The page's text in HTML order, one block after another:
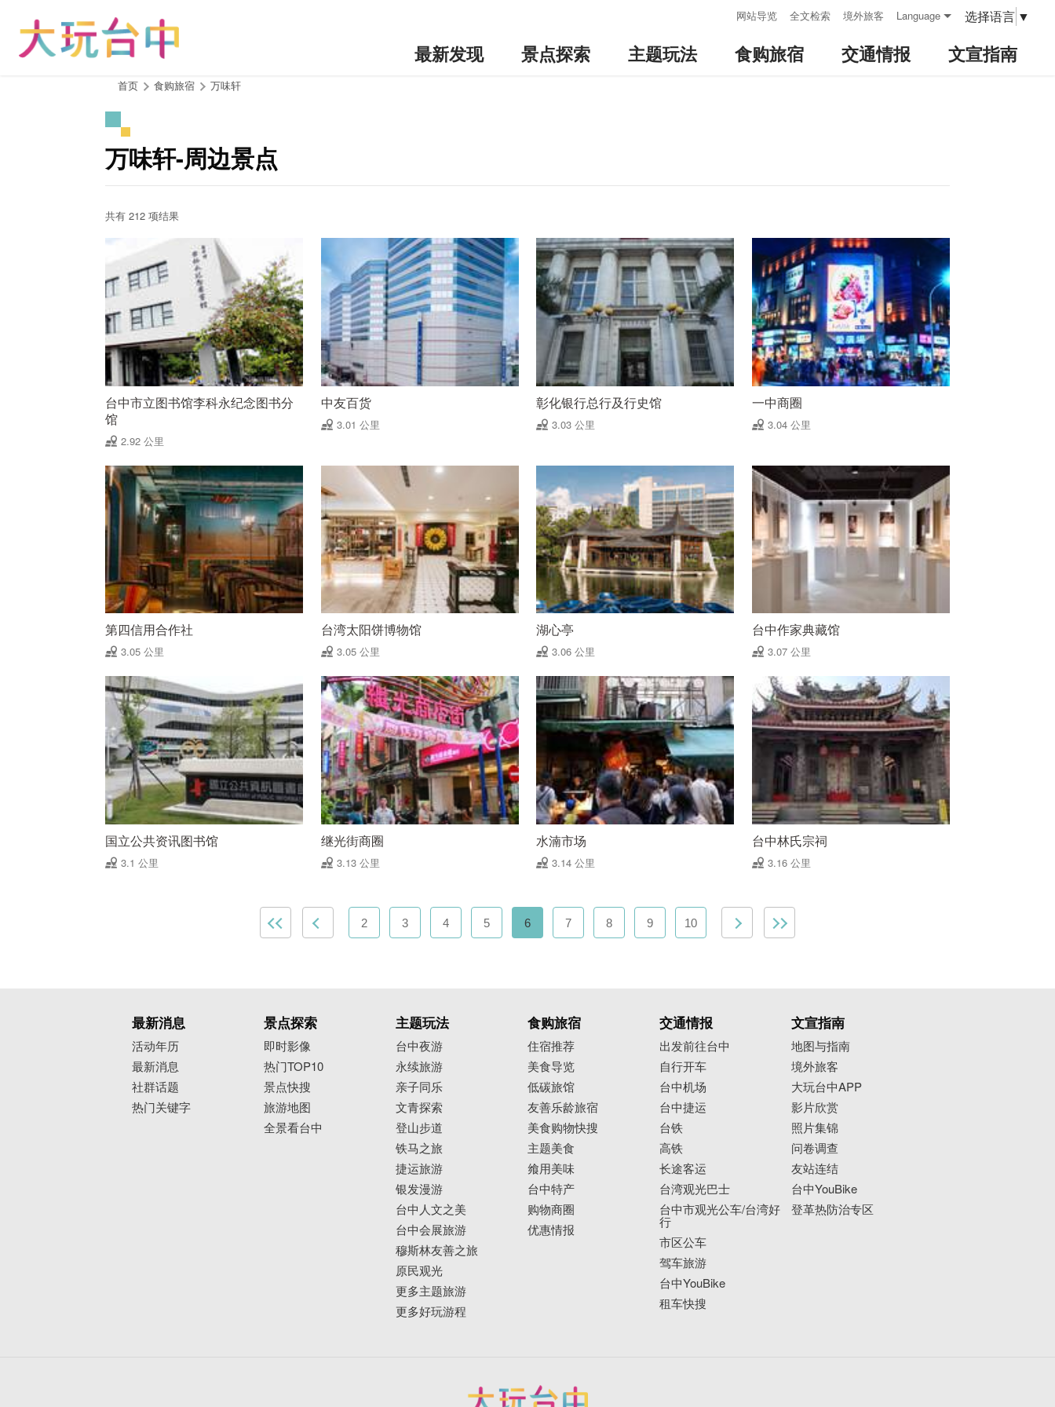
网站导览 全文检索 境外旅客 Language 选择语言 ▼
最新发现 景点探索 主题玩法 食购旅宿 交通情报 文宣指南
首页 食购旅宿 万味轩
万味轩-周边景点
共有 212 项结果
台中市立图书馆李科永纪念图书分
馆
2.92 公里
中友百货
3.01 公里
彰化银行总行及行史馆
3.03 公里
一中商圈
3.04 公里
第四信用合作社
3.05 公里
台湾太阳饼博物馆
3.05 公里
湖心亭
3.06 公里
台中作家典藏馆
3.07 公里
国立公共资讯图书馆
3.1 公里
继光街商圈
3.13 公里
水湳市场
3.14 公里
台中林氏宗祠
3.16 公里
2 3 4 5 6 7 8 9 10
最新消息
活动年历
最新消息
社群话题
热门关键字
景点探索
即时影像
热门TOP10
景点快搜
旅游地图
全景看台中
主题玩法
台中夜游
永续旅游
亲子同乐
文青探索
登山步道
铁马之旅
捷运旅游
银发漫游
台中人文之美
台中会展旅游
穆斯林友善之旅
原民观光
更多主题旅游
更多好玩游程
食购旅宿
住宿推荐
美食导览
低碳旅馆
友善乐龄旅宿
美食购物快搜
主题美食
飨用美味
台中特产
购物商圈
优惠情报
交通情报
出发前往台中
自行开车
台中机场
台中捷运
台铁
高铁
长途客运
台湾观光巴士
台中市观光公车/台湾好
行
市区公车
驾车旅游
台中YouBike
租车快搜
文宣指南
地图与指南
境外旅客
大玩台中APP
影片欣赏
照片集锦
问卷调查
友站连结
台中YouBike
登革热防治专区